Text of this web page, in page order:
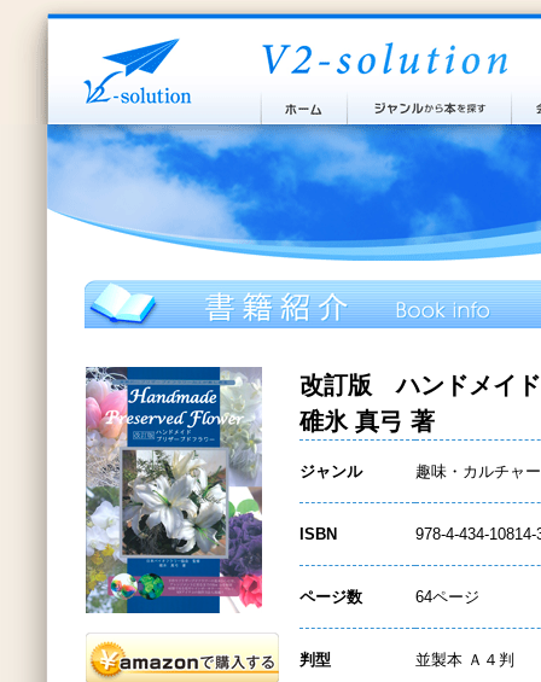
改訂版 ハンドメイ
碓氷 真弓 著
ジャンル 趣味・カルチャー
ISBN 978-4-434-10814-
ページ数 64ページ
判型 並製本 Ａ４判